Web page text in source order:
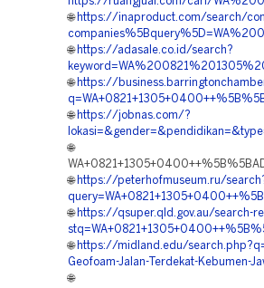
🌐 https://inaproduct.com/search/
🌐 https://adasale.co.id/search?
🌐 https://
🌐 https://jobnas.com/?
🌐
🌐 https://peterhofmuseum.ru/
🌐 https://qsuper.qld.gov.au/search-
🌐 https://midland.edu/
Geofoam-Jalan-Terdekat-Kebumen-
🌐